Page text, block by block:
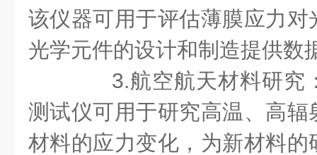
该仪器可用于评估薄膜应力
光学元件的设计和制造提供数
3.航空航天材料研究
测试仪可用于研究高温、高
材料的应力变化，为新材料